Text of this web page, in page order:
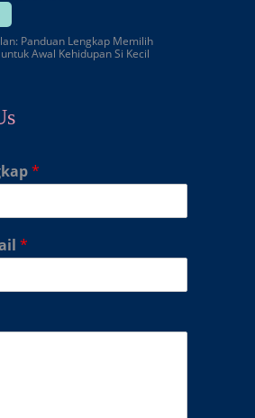
Panduan Lengkap Memilih
Awal Kehidupan Si Kecil
*
*